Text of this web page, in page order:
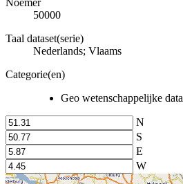
50000
Taal dataset(serie)
Nederlands; Vlaams
Categorie(en)
Geo wetenschappelijke data
N
S
E
W